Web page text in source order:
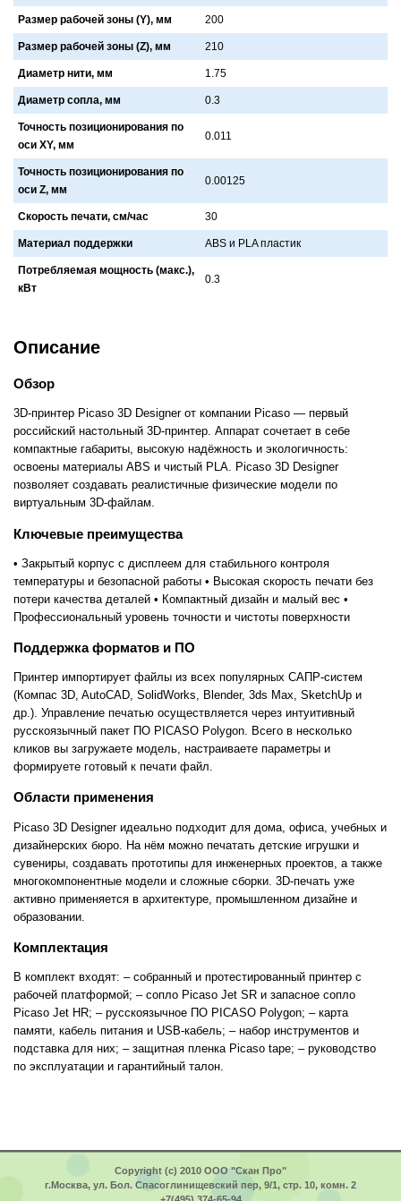
Размер рабочей зоны (Y), мм 200
Размер рабочей зоны (Z), мм 210
Диаметр нити, мм 1.75
Диаметр сопла, мм 0.3
Точность позиционирования по
оси XY, мм
0.011
Точность позиционирования по
оси Z, мм
0.00125
Скорость печати, см/час 30
Материал поддержки ABS и PLA плaстик
Потребляемая мощность (макс.),
кВт
0.3
Описание
Обзор
3D-принтер Picaso 3D Designer от компании Picaso — первый
российский настольный 3D-принтер. Аппарат сочетает в себе
компактные габариты, высокую надёжность и экологичность:
освоены материалы ABS и чистый PLA. Picaso 3D Designer
позволяет создавать реалистичные физические модели по
виртуальным 3D-файлам.
Ключевые преимущества
• Закрытый корпус с дисплеем для стабильного контроля
температуры и безопасной работы • Высокая скорость печати без
потери качества деталей • Компактный дизайн и малый вес •
Профессиональный уровень точности и чистоты поверхности
Поддержка форматов и ПО
Принтер импортирует файлы из всех популярных САПР-систем
(Компас 3D, AutoCAD, SolidWorks, Blender, 3ds Max, SketchUp и
др.). Управление печатью осуществляется через интуитивный
русскоязычный пакет ПО PICASO Polygon. Всего в несколько
кликов вы загружаете модель, настраиваете параметры и
формируете готовый к печати файл.
Области применения
Picaso 3D Designer идеально подходит для дома, офиса, учебных и
дизайнерских бюро. На нём можно печатать детские игрушки и
сувениры, создавать прототипы для инженерных проектов, а также
многокомпонентные модели и сложные сборки. 3D-печать уже
активно применяется в архитектуре, промышленном дизайне и
образовании.
Комплектация
В комплект входят: – собранный и протестированный принтер с
рабочей платформой; – сопло Picaso Jet SR и запасное сопло
Picaso Jet HR; – русскоязычное ПО PICASO Polygon; – карта
памяти, кабель питания и USB-кабель; – набор инструментов и
подставка для них; – защитная пленка Picaso tape; – руководство
по эксплуатации и гарантийный талон.
Copyright (c) 2010 ООО "Скан Про"
г.Москва, ул. Бол. Спасоглинищевский пер, 9/1, стр. 10, комн. 2